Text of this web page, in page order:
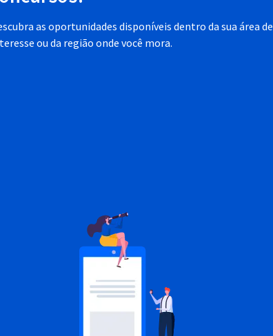
as oportunidades disponíveis dentro da sua área de
ou da região onde você mora.